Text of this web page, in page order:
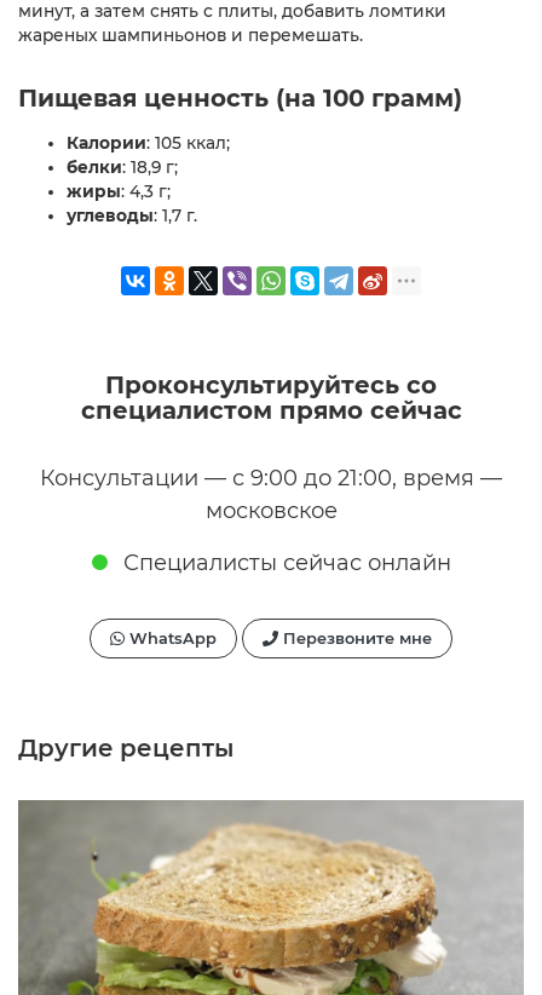
минут, а затем снять с плиты, добавить ломтики
жареных шампиньонов и перемешать.
Пищевая ценность (на 100 грамм)
Калории: 105 ккал;
белки: 18,9 г;
жиры: 4,3 г;
углеводы: 1,7 г.
Проконсультируйтесь со
специалистом прямо сейчас
Консультации — с 9:00 до 21:00, время —
московское
Специалисты сейчас онлайн
WhatsApp Перезвоните мне
Другие рецепты